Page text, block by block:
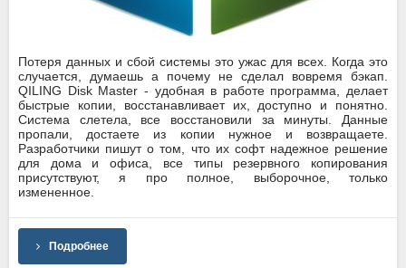
Потеря данных и сбой системы это ужас для всех. Когда это
случается, думаешь а почему не сделал вовремя бэкап.
QILING Disk Master - удобная в работе программа, делает
быстрые копии, восстанавливает их, доступно и понятно.
Система слетела, все восстановили за минуты. Данные
пропали, достаете из копии нужное и возвращаете.
Разработчики пишут о том, что их софт надежное решение
для дома и офиса, все типы резервного копирования
присутствуют, я про полное, выборочное, только
измененное.
Подробнее